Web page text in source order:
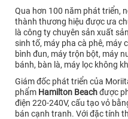
Qua hơn 100 năm phát triển,
thành thương hiệu được ưa
là công ty chuyên sản xuất
sinh tố, máy pha cà phê, máy
bình đun, máy trộn bột, máy
bánh, bàn là, máy lọc không
Giám đốc phát triển của
phẩm Hamilton Beachđược
điện 220-240V, cấu tạo vỏ
bán cạnh tranh. Với đặc tính